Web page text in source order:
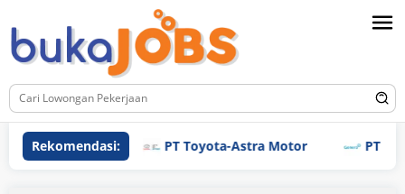
ke
konten
Rekomendasi: PT Toyota-Astra Motor PT Genero